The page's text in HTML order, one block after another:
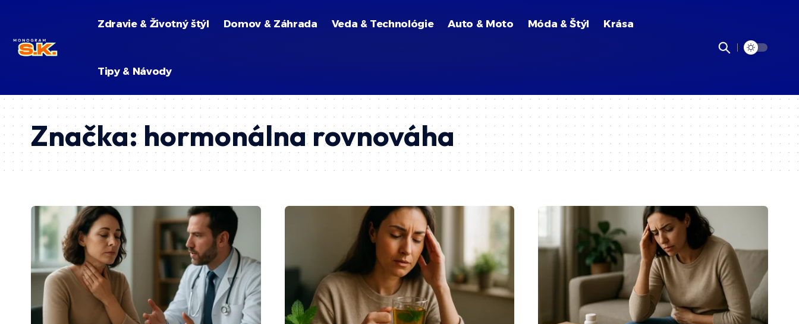
Zdravie & Životný štýl Domov & Záhrada Veda & Technológie Auto & Moto Móda & Štýl Krása
Tipy & Návody
Značka:hormonálna rovnováha